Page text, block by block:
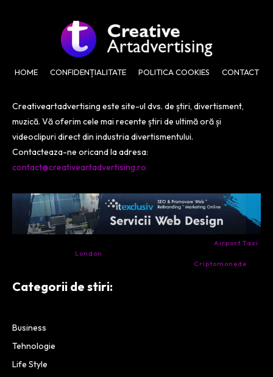
HOME CONFIDENȚIALITATE POLITICA COOKIES CONTACT
Creativeartadvertising este site-ul dvs. de știri, divertisment,
muzică. Vă oferim cele mai recente știri de ultimă oră și
videoclipuri direct din industria divertismentului.
Contacteaza-ne oricand la adresa:
contact@creativeartadvertising.ro
Airport Taxi
London
Criptomonede
Categorii de stiri:
Business
Tehnologie
Life Style